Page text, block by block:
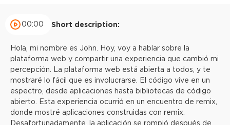
00:00 Short description:
Hola, mi nombre es John. Hoy, voy a hablar sobre la
plataforma web y compartir una experiencia que cambió mi
percepción. La plataforma web está abierta a todos, y te
mostraré lo fácil que es involucrarse. El código vive en un
espectro, desde aplicaciones hasta bibliotecas de código
abierto. Esta experiencia ocurrió en un encuentro de remix,
donde mostré aplicaciones construidas con remix.
Desafortunadamente, la aplicación se rompió después de